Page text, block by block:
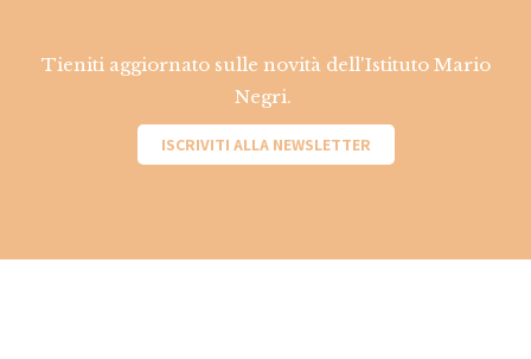
Tieniti aggiornato sulle novità dell'Istituto Mario
Negri.
ISCRIVITI ALLA NEWSLETTER